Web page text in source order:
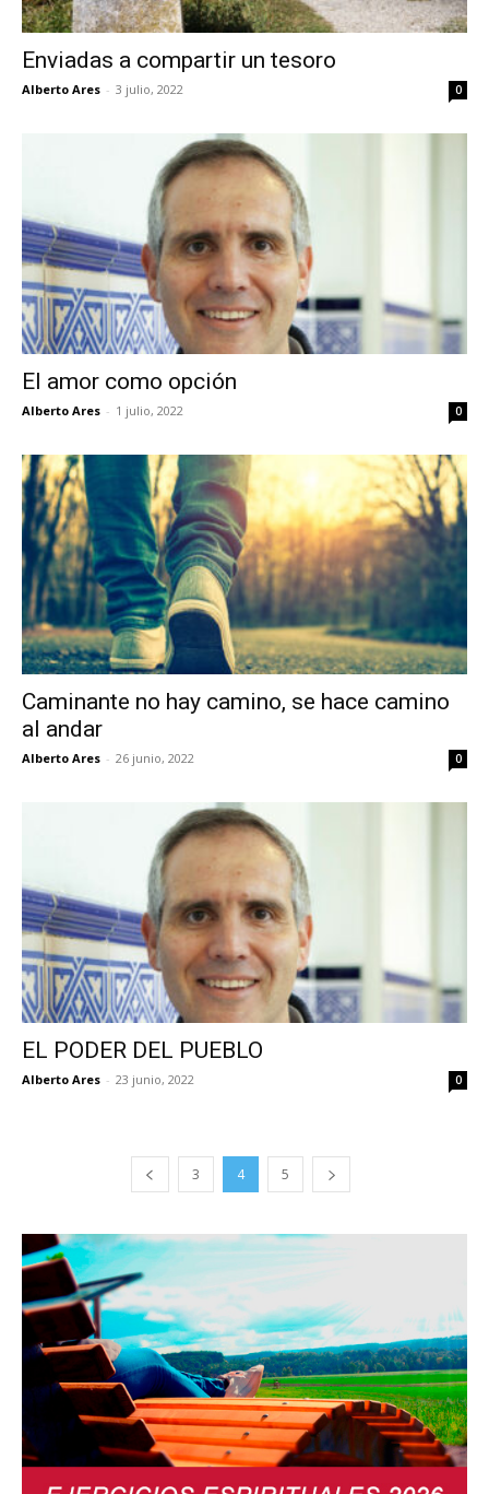
Enviadas a compartir un tesoro
Alberto Ares - 3 julio, 2022 0
El amor como opción
Alberto Ares - 1 julio, 2022 0
Caminante no hay camino, se hace camino
al andar
Alberto Ares - 26 junio, 2022 0
EL PODER DEL PUEBLO
Alberto Ares - 23 junio, 2022 0
3 4 5